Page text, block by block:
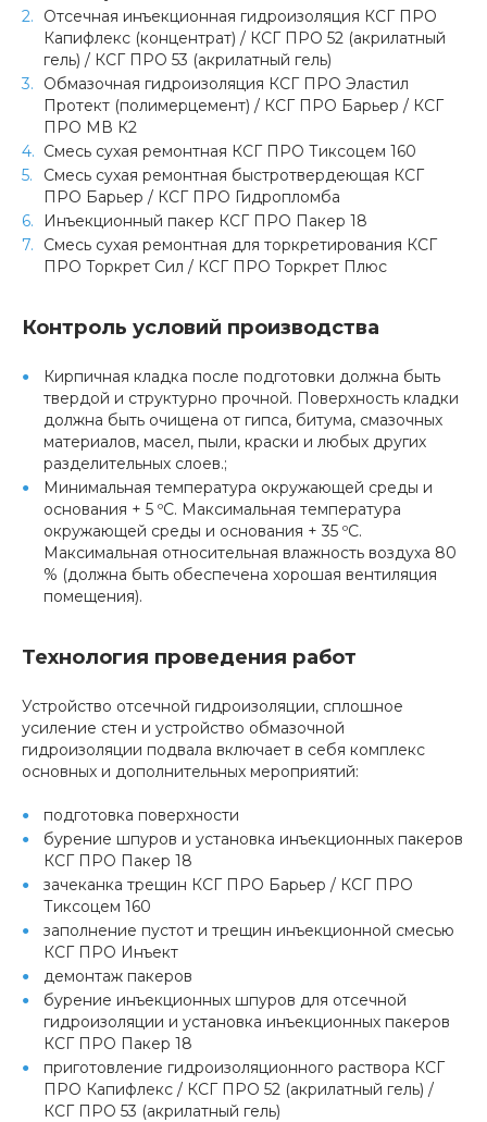
Отсечная инъекционная гидроизоляция КСГ ПРО
Капифлекс (концентрат) / КСГ ПРО 52 (акрилатный
гель) / КСГ ПРО 53 (акрилатный гель)
Обмазочная гидроизоляция КСГ ПРО Эластил
Протект (полимерцемент) / КСГ ПРО Барьер / КСГ
ПРО МВ К2
Смесь сухая ремонтная КСГ ПРО Тиксоцем 160
Смесь сухая ремонтная быстротвердеющая КСГ
ПРО Барьер / КСГ ПРО Гидропломба
Инъекционный пакер КСГ ПРО Пакер 18
Смесь сухая ремонтная для торкретирования КСГ
ПРО Торкрет Сил / КСГ ПРО Торкрет Плюс
Контроль условий производства
Кирпичная кладка после подготовки должна быть
твердой и структурно прочной. Поверхность кладки
должна быть очищена от гипса, битума, смазочных
материалов, масел, пыли, краски и любых других
разделительных слоев.;
Минимальная температура окружающей среды и
основания + 5 ºС. Максимальная температура
окружающей среды и основания + 35 ºС.
Максимальная относительная влажность воздуха 80
% (должна быть обеспечена хорошая вентиляция
помещения).
Технология проведения работ
Устройство отсечной гидроизоляции, сплошное
усиление стен и устройство обмазочной
гидроизоляции подвала включает в себя комплекс
основных и дополнительных мероприятий:
подготовка поверхности
бурение шпуров и установка инъекционных пакеров
КСГ ПРО Пакер 18
зачеканка трещин КСГ ПРО Барьер / КСГ ПРО
Тиксоцем 160
заполнение пустот и трещин инъекционной смесью
КСГ ПРО Инъект
демонтаж пакеров
бурение инъекционных шпуров для отсечной
гидроизоляции и установка инъекционных пакеров
КСГ ПРО Пакер 18
приготовление гидроизоляционного раствора КСГ
ПРО Капифлекс / КСГ ПРО 52 (акрилатный гель) /
КСГ ПРО 53 (акрилатный гель)